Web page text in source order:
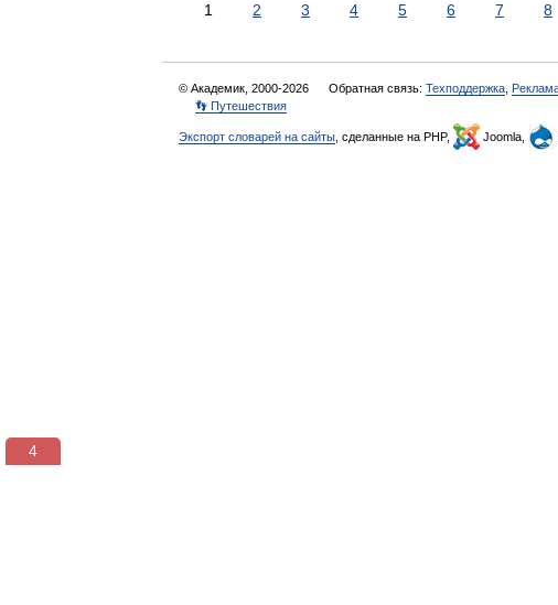
1 2 3 4 5 6 7 8
© Академик, 2000-2026 Обратная связь: Техподдержка
👣 Путешествия
Экспорт словарей на сайты , сделанные на PHP, Joomla,
4